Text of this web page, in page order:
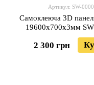
Артикул: SW-
Самоклеюча 3D
19600x700x3мм
2 300 грн